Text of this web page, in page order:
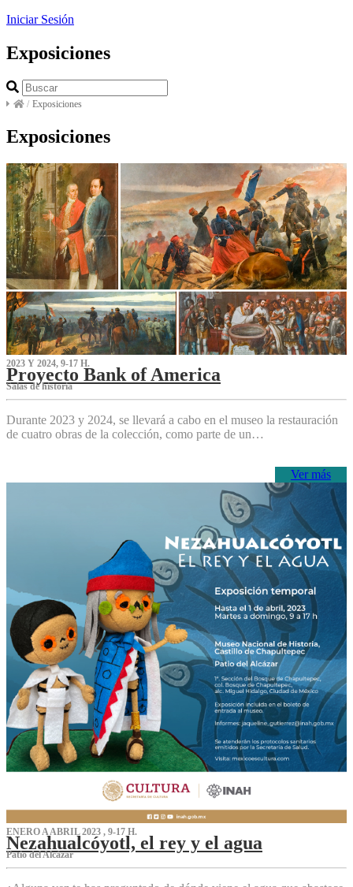
Iniciar Sesión
Exposiciones
/ Exposiciones
Exposiciones
2023 Y 2024, 9-17 H.
Proyecto Bank of America
S‌alas de historia
Durante 2023 y 2024, se llevará a cabo en el museo la restauración
de cuatro obras de la colección, como parte de un…
Ver más
ENERO A ABRIL 2023 , 9-17 H.
Nezahualcóyotl, el rey y el agua
Patio del Alcázar